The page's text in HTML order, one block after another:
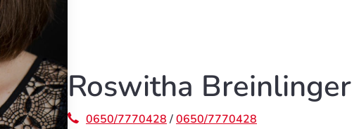
Roswitha Breinlinger
0650/7770428 /0650/7770428